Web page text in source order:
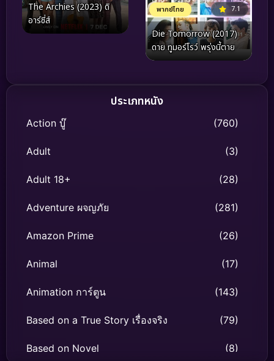
The Archies (2023) ดิ
อาร์ชี่ส์
พากย์ไทย 7.1
Die Tomorrow (2017)
ดาย ทูมอร์โรว์ พรุ่งนี้ตาย
ประเภทหนัง
Action บู๊ (760)
Adult (3)
Adult 18+ (28)
Adventure ผจญภัย (281)
Amazon Prime (26)
Animal (17)
Animation การ์ตูน (143)
Based on a True Story เรื่องจริง (79)
Based on Novel (8)